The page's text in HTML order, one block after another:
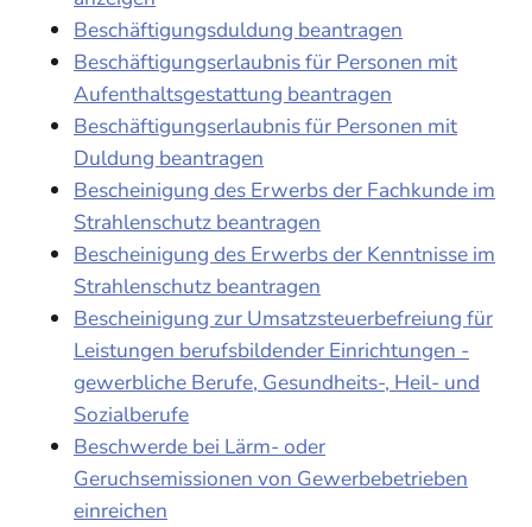
Beschäftigungsduldung beantragen
Beschäftigungserlaubnis für Personen mit
Aufenthaltsgestattung beantragen
Beschäftigungserlaubnis für Personen mit
Duldung beantragen
Bescheinigung des Erwerbs der Fachkunde im
Strahlenschutz beantragen
Bescheinigung des Erwerbs der Kenntnisse im
Strahlenschutz beantragen
Bescheinigung zur Umsatzsteuerbefreiung für
Leistungen berufsbildender Einrichtungen -
gewerbliche Berufe, Gesundheits-, Heil- und
Sozialberufe
Beschwerde bei Lärm- oder
Geruchsemissionen von Gewerbebetrieben
einreichen